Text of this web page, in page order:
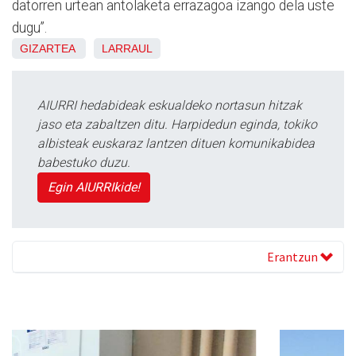
datorren urtean antolaketa errazagoa izango dela uste
dugu”.
GIZARTEA LARRAUL
AIURRI hedabideak eskualdeko nortasun hitzak
jaso eta zabaltzen ditu. Harpidedun eginda, tokiko
albisteak euskaraz lantzen dituen komunikabidea
babestuko duzu.
Egin AIURRIkide!
Erantzun